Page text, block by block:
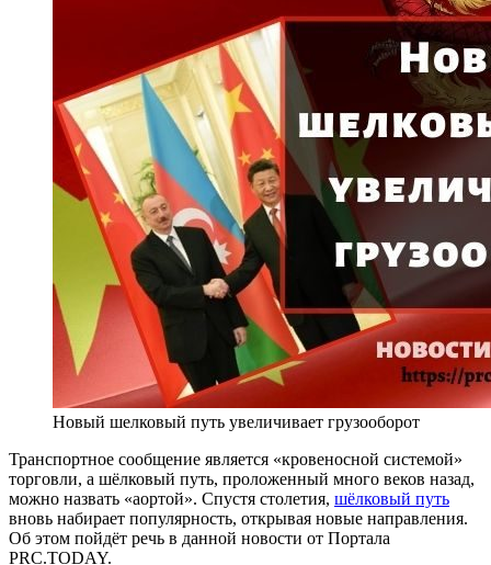
Новый шелковый путь увеличивает грузооборот
Транспортное сообщение является «кровеносной системой»
торговли, а шёлковый путь, проложенный много веков назад,
можно назвать «аортой». Спустя столетия, шёлковый путь
вновь набирает популярность, открывая новые направления.
Об этом пойдёт речь в данной новости от Портала
PRC.TODAY.